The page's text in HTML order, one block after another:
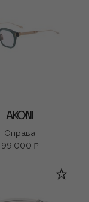
Оправа
99 000 ₽